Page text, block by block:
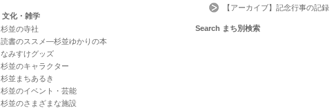
文化・雑学
杉並の寺社
読書のススメ―杉並ゆかりの本
なみすけグッズ
杉並のキャラクター
杉並まちあるき
杉並のイベント・芸能
杉並のさまざまな施設
【アーカイブ】記念行事の記録
Search まち別検索